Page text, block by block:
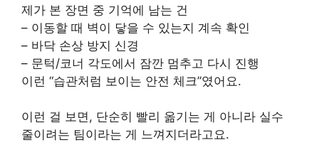
제가 본 장면 중 기억에 남는 건
– 이동할 때 벽이 닿을 수 있는지 계속 확인
– 바닥 손상 방지 신경
– 문턱/코너 각도에서 잠깐 멈추고 다시 진행
이런 “습관처럼 보이는 안전 체크”였어요.
이런 걸 보면, 단순히 빨리 옮기는 게 아니라 실수
줄이려는 팀이라는 게 느껴지더라고요.